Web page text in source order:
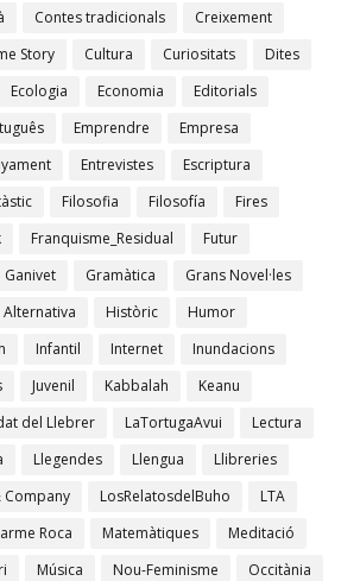
Contes tradicionals
Creixement
Story Cultura Curiositats
Dites
Ecologia Economia
Editorials
Emprendre
Empresa
Entrevistes
Escriptura
Filosofia Filosofía
Fires
Franquisme_Residual
Futur
Ganivet Gramàtica
Grans Novel·les
Històric
Humor
Infantil Internet
Inundacions
Juvenil Kabbalah
Keanu
del Llebrer LaTortugaAvui
Lectura
Llegendes Llengua
Llibreries
Company LosRelatosdelBuho
LTA
Roca Matemàtiques
Meditació
Música Nou-Feminisme
Occitània